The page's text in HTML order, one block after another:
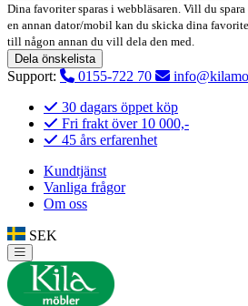
Dina favoriter sparas i webbläsaren. Vill du
en annan dator/mobil kan du skicka dina
till någon annan du vill dela den med.
Dela önskelista
Support: 0155-722 70
30 dagars öppet köp
Fri frakt över 10 000,-
45 års erfarenhet
Kundtjänst
Vanliga frågor
Om oss
SEK